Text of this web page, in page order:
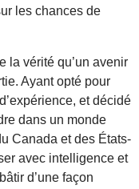
les chances de
la vérité qu’un avenir
Ayant opté pour
et décidé
dans un monde
Canada et des États-
avec intelligence et
d’une façon